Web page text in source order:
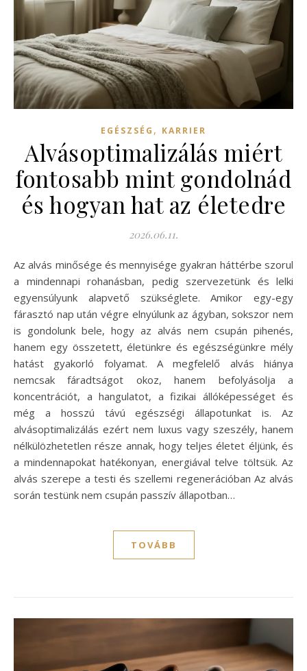
EGÉSZSÉG , KARRIER
Alvásoptimalizálás miért
fontosabb mint gondolnád
és hogyan hat az életedre
2026.06.11.
Az alvás minősége és mennyisége gyakran háttérbe szorul
a mindennapi rohanásban, pedig szervezetünk és lelki
egyensúlyunk alapvető szükséglete. Amikor egy-egy
fárasztó nap után végre elnyúlunk az ágyban, sokszor nem
is gondolunk bele, hogy az alvás nem csupán pihenés,
hanem egy összetett, életünkre és egészségünkre mély
hatást gyakorló folyamat. A megfelelő alvás hiánya
nemcsak fáradtságot okoz, hanem befolyásolja a
koncentrációt, a hangulatot, a fizikai állóképességet és
még a hosszú távú egészségi állapotunkat is. Az
alvásoptimalizálás ezért nem luxus vagy szeszély, hanem
nélkülözhetetlen része annak, hogy teljes életet éljünk, és
a mindennapokat hatékonyan, energiával telve töltsük. Az
alvás szerepe a testi és szellemi regenerációban Az alvás
során testünk nem csupán passzív állapotban…
TOVÁBB